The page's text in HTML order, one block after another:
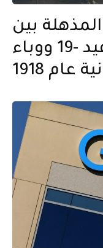
بين
فيروس كورونا كوفيد -19 ووباء
عام 1918